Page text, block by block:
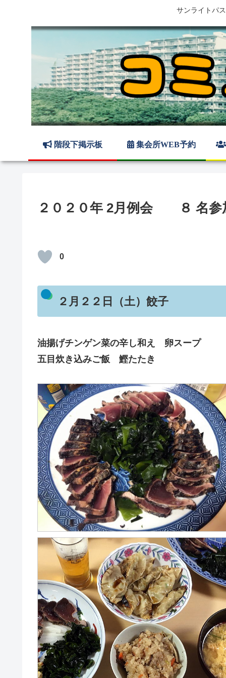
サンライトパ
階段下掲示板 集会所WEB予約
２０２０年 2月例会 ８ 名参
0
２月２２日（土）餃子
油揚げチンゲン菜の辛し和え 卵スープ
五目炊き込みご飯 鰹たたき